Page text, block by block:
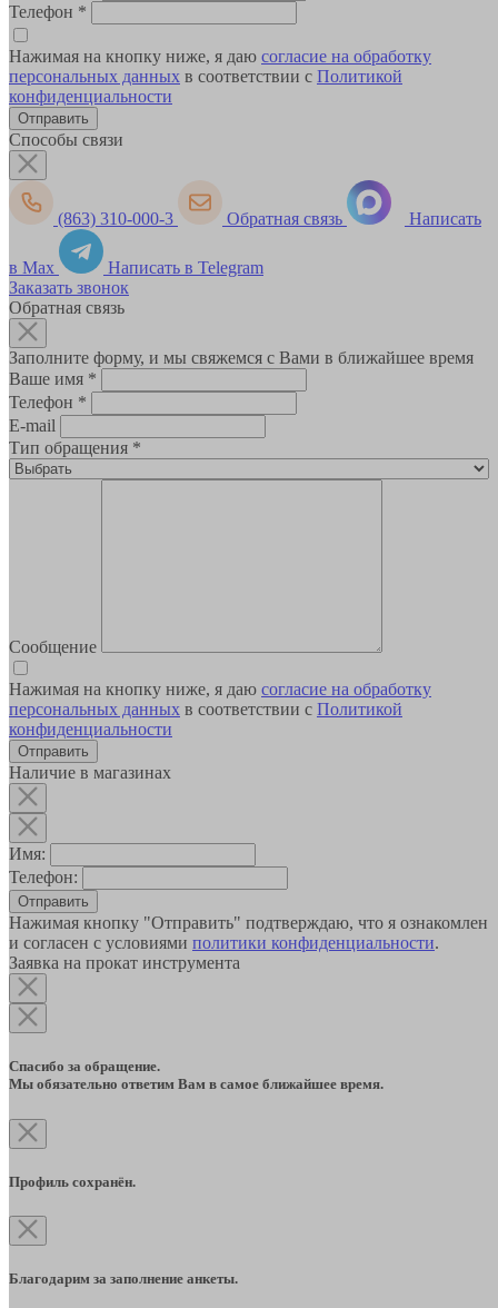
Телефон *
Нажимая на кнопку ниже, я даю согласие на обработку
персональных данных в соответствии с Политикой
конфиденциальности
Способы связи
(863) 310-000-3 Обратная связь Написать
в Max
Написать в Telegram
Заказать звонок
Обратная связь
Заполните форму, и мы свяжемся с Вами в ближайшее время
Ваше имя *
Телефон *
E-mail
Тип обращения *
Сообщение
Нажимая на кнопку ниже, я даю согласие на обработку
персональных данных в соответствии с Политикой
конфиденциальности
Наличие в магазинах
Имя:
Телефон:
Отправить
Нажимая кнопку "Отправить" подтверждаю, что я ознакомлен
и согласен с условиями политики конфиденциальности.
Заявка на прокат инструмента
Спасибо за обращение.
Мы обязательно ответим Вам в самое ближайшее время.
Профиль сохранён.
Благодарим за заполнение анкеты.